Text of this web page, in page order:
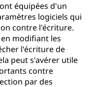
équipées d'un
logiciels qui
contre l'écriture.
modifiant les
l'écriture de
peut s'avérer utile
contre
par des